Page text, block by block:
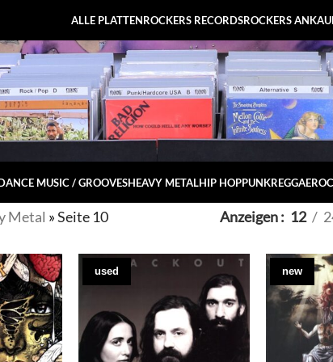
ALLE PLATTENROCKERS RECORDSROCKERS
MUSIC / GROOVESHEAVY METALHIP HOPPUNKREGGAE
Metal »Seite 10 Anzeigen 12
used new